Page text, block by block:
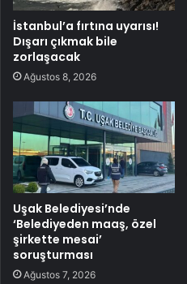
İstanbul’a fırtına uyarısı!
Dışarı çıkmak bile
zorlaşacak
Ağustos 8, 2026
Uşak Belediyesi’nde
‘Belediyeden maaş, özel
şirkette mesai’
soruşturması
Ağustos 7, 2026